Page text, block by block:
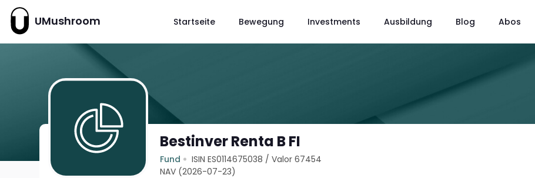
UMushroom Startseite Bewegung Investments Ausbildung Blog Abos
Bestinver Renta B FI
Fund ISIN ES0114675038 /Valor 67454
NAV (2026-07-23)